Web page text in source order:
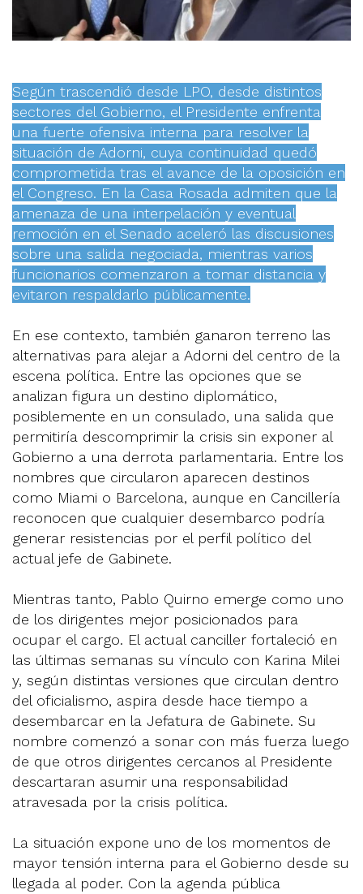
Según trascendió desde LPO, desde distintos
sectores del Gobierno, el Presidente enfrenta
una fuerte ofensiva interna para resolver la
situación de Adorni, cuya continuidad quedó
comprometida tras el avance de la oposición en
el Congreso. En la Casa Rosada admiten que la
amenaza de una interpelación y eventual
remoción en el Senado aceleró las discusiones
sobre una salida negociada, mientras varios
funcionarios comenzaron a tomar distancia y
evitaron respaldarlo públicamente.
En ese contexto, también ganaron terreno las
alternativas para alejar a Adorni del centro de la
escena política. Entre las opciones que se
analizan figura un destino diplomático,
posiblemente en un consulado, una salida que
permitiría descomprimir la crisis sin exponer al
Gobierno a una derrota parlamentaria. Entre los
nombres que circularon aparecen destinos
como Miami o Barcelona, aunque en Cancillería
reconocen que cualquier desembarco podría
generar resistencias por el perfil político del
actual jefe de Gabinete.
Mientras tanto, Pablo Quirno emerge como uno
de los dirigentes mejor posicionados para
ocupar el cargo. El actual canciller fortaleció en
las últimas semanas su vínculo con Karina Milei
y, según distintas versiones que circulan dentro
del oficialismo, aspira desde hace tiempo a
desembarcar en la Jefatura de Gabinete. Su
nombre comenzó a sonar con más fuerza luego
de que otros dirigentes cercanos al Presidente
descartaran asumir una responsabilidad
atravesada por la crisis política.
La situación expone uno de los momentos de
mayor tensión interna para el Gobierno desde su
llegada al poder. Con la agenda pública